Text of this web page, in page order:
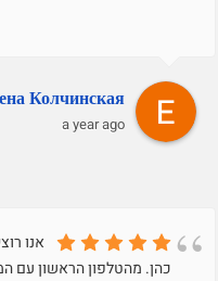
Колчинская
a year ago
אנו
כהן. מהטלפון הראשון עם